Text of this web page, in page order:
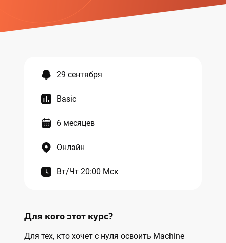
29 сентября
Basic
6 месяцев
Онлайн
Вт/Чт 20:00 Мск
Для кого этот курс?
Для тех, кто хочет с нуля освоить Machine